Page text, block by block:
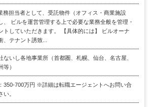
務担当者として、受託物件（オフィス・商業施設
、 ビルを運営管理する上で必要な業務全般を管理・
トしていただきます。 【具体的には】 ビルオーナ
、テナント誘致...
ないし各地事業所（首都圏、札幌、仙台、名古屋、
等）
350-700万円 ※詳細は転職エージェントへお問い合
い。